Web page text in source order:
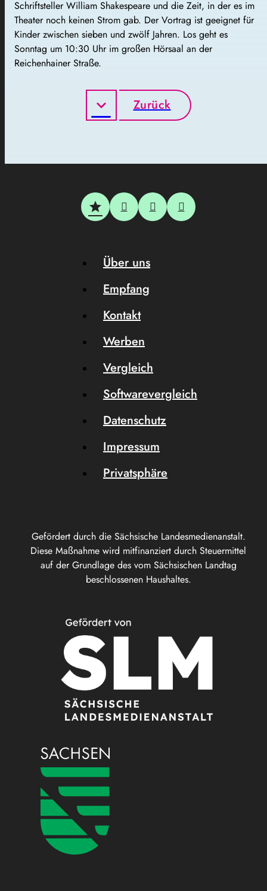
Schriftsteller William Shakespeare und die Zeit, in der es im
Theater noch keinen Strom gab. Der Vortrag ist geeignet für
Kinder zwischen sieben und zwölf Jahren. Los geht es
Sonntag um 10:30 Uhr im großen Hörsaal an der
Reichenhainer Straße.
Zurück
Gefördert durch die Sächsische Landesmedienanstalt.
Diese Maßnahme wird mitfinanziert durch Steuermittel
auf der Grundlage des vom Sächsischen Landtag
beschlossenen Haushaltes.
Über uns
Empfang
Kontakt
Werben
Vergleich
Softwarevergleich
Datenschutz
Impressum
Privatsphäre